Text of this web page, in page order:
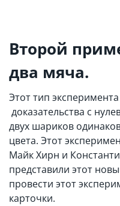
Второй
два мяча.
Этот тип
доказательства с
двух шариков
цвета. Этот
Майк Хирн и
представили этот
провести этот
карточки.